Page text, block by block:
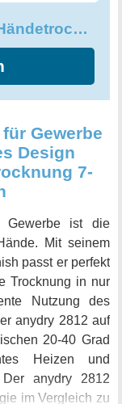
anydry 2065 Doppelseitiger Händetrockner HEPA Filter Effizient
Gewerbe
Design
7-
Gewerbe ist die
Mit seinem
passt er perfekt
Trocknung in nur
Nutzung des
anydry 2812 auf
20-40 Grad
Heizen und
Der anydry 2812
im Vergleich zu